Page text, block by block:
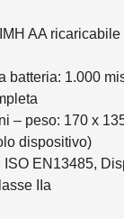
AA
batteria: 1.000
– peso: 170 x
dispositivo)
ISO EN13485,
IIa